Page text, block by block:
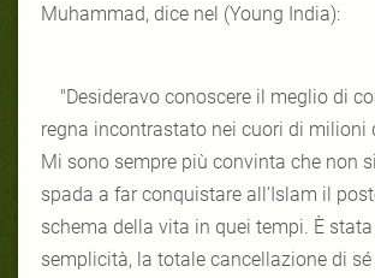
Muhammad, dice nel (Young India):
"Desideravo conoscere il meglio di
regna incontrastato nei cuori di milioni
Mi sono sempre più convinta che non
spada a far conquistare all’Islam il
schema della vita in quei tempi. È
semplicità, la totale cancellazione di sé